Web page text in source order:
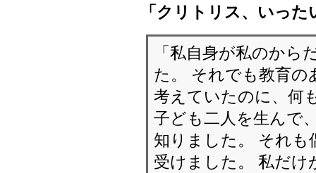
「クリトリス、いっ
「私自身が私のから
た。 それでも教育
考えていたのに、何
子ども二人を生んで
知りました。 それも
受けました。 私だ